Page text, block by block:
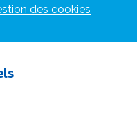
des cookies